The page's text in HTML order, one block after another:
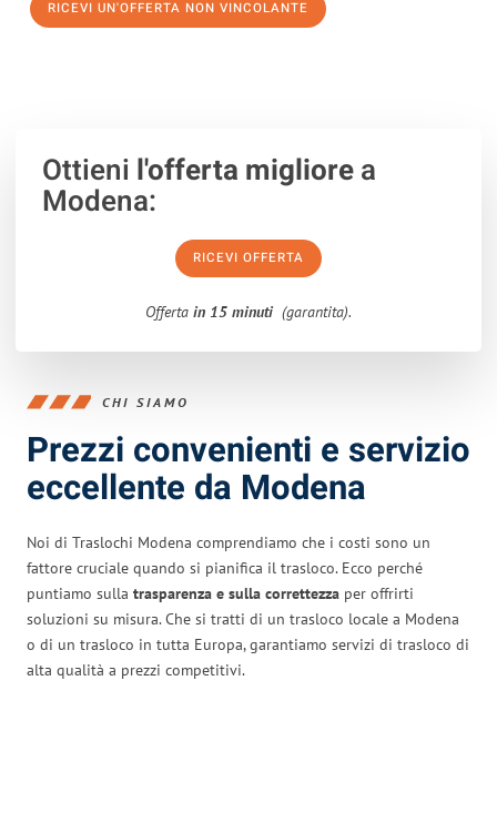
RICEVI UN'OFFERTA NON VINCOLANTE
Ottieni l'offerta migliorea
Modena:
RICEVI OFFERTA
Offerta in 15 minuti (garantita).
CHI SIAMO
Prezzi convenienti e servizio
eccellente da Modena
Noi di Traslochi Modena comprendiamo che i costi sono un
fattore cruciale quando si pianifica il trasloco. Ecco perché
puntiamo sulla trasparenza e sulla correttezza per offrirti
soluzioni su misura. Che si tratti di un trasloco locale a Modena
o di un trasloco in tutta Europa, garantiamo servizi di trasloco di
alta qualità a prezzi competitivi.